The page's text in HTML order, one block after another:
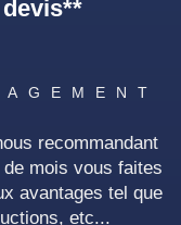
recommandant
mois vous faites
avantages tel que
etc...